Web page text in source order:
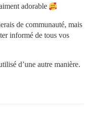
adorable
de communauté, mais
informé de tous vos
d’une autre manière.